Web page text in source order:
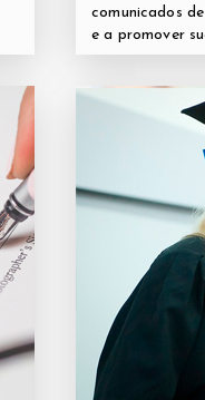
comunicados
e a promover